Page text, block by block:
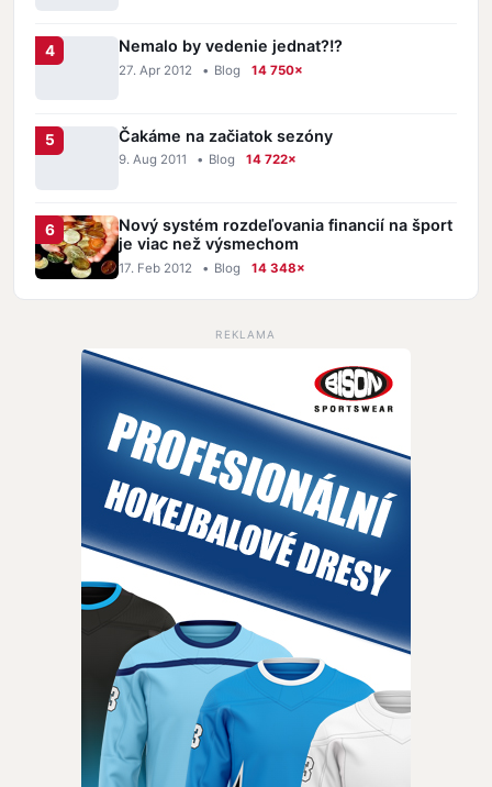
Nemalo by vedenie jednat?!?
27. Apr 2012 • Blog 14 750×
Čakáme na začiatok sezóny
9. Aug 2011 • Blog 14 722×
Nový systém rozdeľovania financií na šport
je viac než výsmechom
17. Feb 2012 • Blog 14 348×
REKLAMA